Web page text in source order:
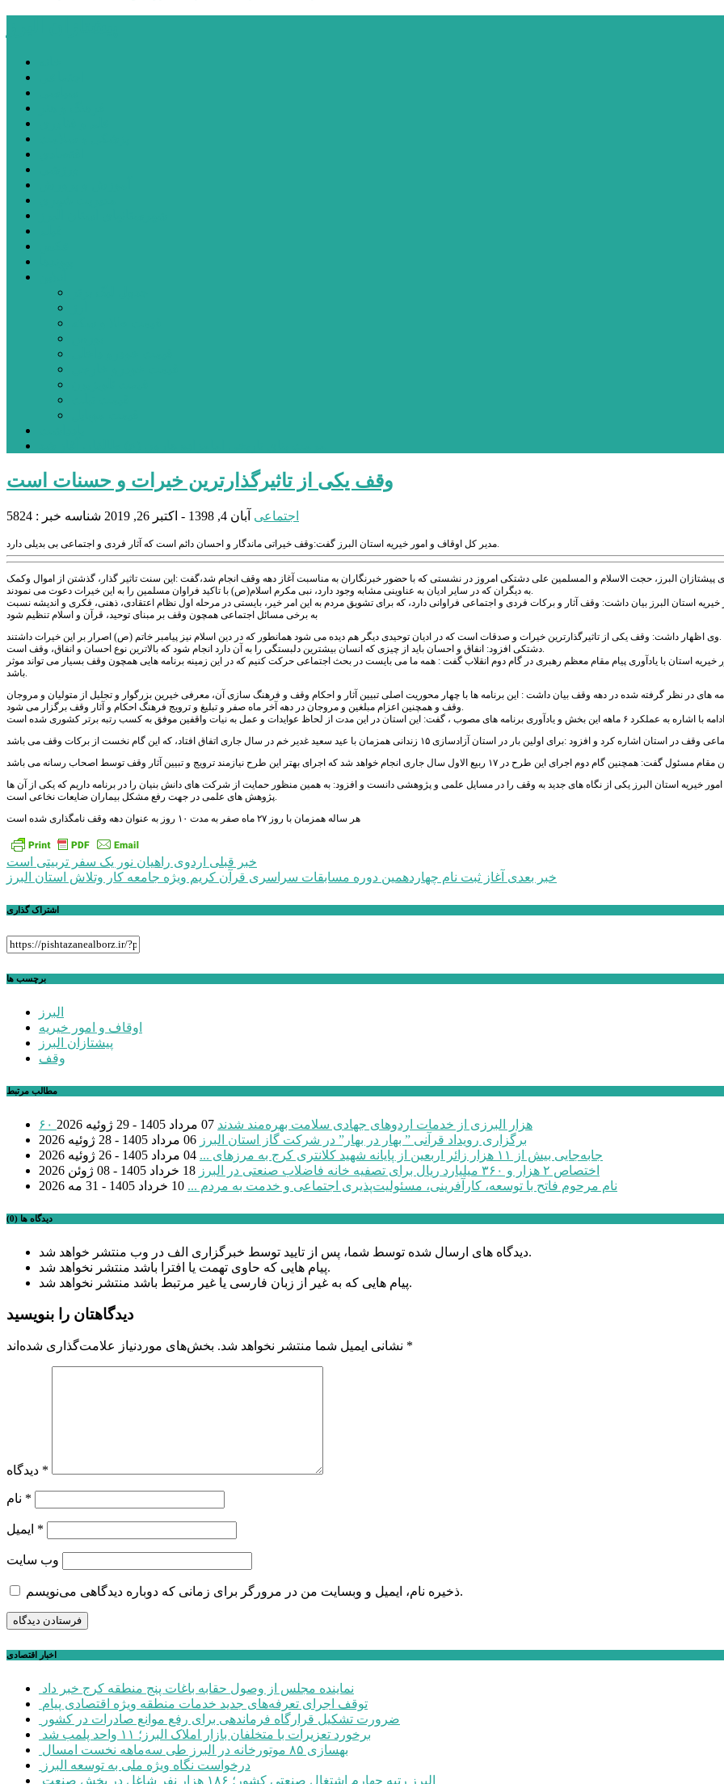
وقف یکی از تاثیرگذارترین خیرات و حسنات است
اجتماعی آبان 4, 1398 - اکتبر 26, 2019 شناسه خبر : 5824
مدیر کل اوقاف و امور خیریه استان البرز گفت:وقف خیراتی ماندگار و احسان دائم است که آثار فردی و اجتماعی بی بدیلی دارد.
پیشتازان البرز، حجت الاسلام و المسلمین علی دشتکی امروز در نشستی که با حضور خبرنگاران به مناسبت آغاز دهه وقف انجام شد،گفت :این سنت تاثیر گذار، گذشتن از اموال وکمک
به دیگران که در سایر ادیان به عناوینی مشابه وجود دارد، نبی مکرم اسلام(ص) با تاکید فراوان مسلمین را به این خیرات دعوت می نمودند.
استان البرز بیان داشت: وقف آثار و برکات فردی و اجتماعی فراوانی دارد، که برای تشویق مردم به این امر خیر، بایستی در مرحله اول نظام اعتقادی، ذهنی، فکری و اندیشه نسبت
به برخی مسائل اجتماعی همچون وقف بر مبنای توحید، قرآن و اسلام تنظیم شود
وی اظهار داشت: وقف یکی از تاثیرگذارترین خیرات و صدقات است که در ادیان توحیدی دیگر هم دیده می شود همانطور که در دین اسلام نیز پیامبر خاتم (ص) اصرار بر این خیرات داشتند.
دشتکی افزود: انفاق و احسان باید از چیزی که انسان بیشترین دلبستگی را به آن دارد انجام شود که بالاترین نوع احسان و انفاق، وقف است.
خیریه استان با یادآوری پیام مقام معظم رهبری در گام دوم انقلاب گفت : همه ما می بایست در بحث اجتماعی حرکت کنیم که در این زمینه برنامه هایی همچون وقف بسیار می تواند موثر
باشد.
های در نظر گرفته شده در دهه وقف بیان داشت : این برنامه ها با چهار محوریت اصلی تبیین آثار و احکام وقف و فرهنگ سازی آن، معرفی خیرین بزرگوار و تجلیل از متولیان و مروجان
وقف و همچنین اعزام مبلغین و مروجان در دهه آخر ماه صفر و تبلیغ و ترویج فرهنگ احکام و آثار وقف برگزار می شود.
خیریه استان البرز یکی از نگاه های جدید به وقف را در مسایل علمی و پژوهشی دانست و افزود: به همین منظور حمایت از شرکت های دانش بنیان را در برنامه داریم که یکی از آن ها
پژوهش های علمی در جهت رفع مشکل بیماران ضایعات نخاعی است.
هر ساله همزمان با روز ۲۷ ماه صفر به مدت ۱۰ روز به عنوان دهه وقف نامگذاری شده است
راهبری
نوشته
خبر قبلی اردوی راهیان نور یک سفر تربیتی است
خبر بعدی آغاز ثبت نام چهاردهمين دوره مسابقات سراسری قرآن کریم ویژه جامعه کار وتلاش استان البرز
اشتراک گذاری
برچسب ها
البرز
اوقاف و امور خیریه
پیشتازان البرز
وقف
مطالب مرتبط
۶۰ هزار البرزی از خدمات اردوهای جهادی سلامت بهره‌مند شدند 07 مرداد 1405 - 29 ژوئیه 2026
برگزاری رویداد قرآنی ” بهار در بهار” در شرکت گاز استان البرز 06 مرداد 1405 - 28 ژوئیه 2026
جابه‌جایی بیش از ۱۱ هزار زائر اربعین از پایانه شهید کلانتری کرج به مرزهای ...
04 مرداد 1405 - 26 ژوئیه 2026
اختصاص ۲ هزار و ۳۶۰ میلیارد ریال برای تصفیه خانه فاضلاب صنعتی در البرز
18 خرداد 1405 - 08 ژوئن 2026
نام مرحوم فاتح با توسعه، کارآفرینی، مسئولیت‌پذیری اجتماعی و خدمت به مردم ... 10 خرداد 1405 - 31 مه 2026
دیدگاه ها (0)
دیدگاه های ارسال شده توسط شما، پس از تایید توسط خبرگزاری الف در وب منتشر خواهد شد.
پیام هایی که حاوی تهمت یا افترا باشد منتشر نخواهد شد.
پیام هایی که به غیر از زبان فارسی یا غیر مرتبط باشد منتشر نخواهد شد.
دیدگاهتان را بنویسید
نشانی ایمیل شما منتشر نخواهد شد. *
*
*
*
وب‌ سایت
ذخیره نام، ایمیل و وبسایت من در مرورگر برای زمانی که دوباره دیدگاهی می‌نویسم.
اخبار اقتصادی
نماینده مجلس از وصول حقابه باغات پنج منطقه کرج خبر داد
توقف اجرای تعرفه‌های جدید خدمات منطقه ویژه اقتصادی پیام
ضرورت تشکیل قرارگاه فرماندهی برای رفع موانع صادرات در کشور
برخورد تعزیرات با متخلفان بازار املاک البرز؛ ۱۱ واحد پلمب شد
بهسازی ۸۵ موتورخانه در البرز طی سه‌ماهه نخست امسال
درخواست نگاه ویژه ملی به توسعه البرز
البرز رتبه چهارم اشتغال صنعتی کشور؛ ۱۸۶ هزار نفر شاغل در بخش صنعت